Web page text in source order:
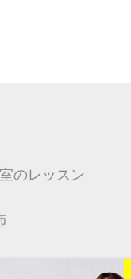
のレッスン